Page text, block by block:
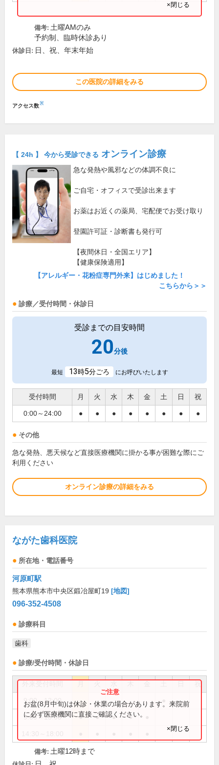
×閉じる
備考: 土曜AMのみ
予約制、臨時休診あり
休診日: 日、祝、年末年始
この医院の詳細をみる
アクセス数※
【 24h 】 今から受診できる オンライン診療
急な発熱や風邪などの体調不良に
ご自宅・オフィスで受診出来ます
お薬はお近くの薬局、宅配便でお受け取り
登園許可証・診断書も発行可
【夜間休日・全国エリア】
【健康保険適用】
【アレルギー・花粉症専門外来】はじめました！
こちらから＞＞
診療／受付時間・休診日
受診までの目安時間
20分後
最短 13時5分ごろ にお呼びいたします
受付時間 月 火 水 木 金 土 日 祝
0:00～24:00 ● ● ● ● ● ● ● ●
その他
急な発熱、悪天候など直接医療機関に掛かる事が困難な際にご
利用ください
オンライン診療の詳細をみる
ながた歯科医院
所在地・電話番号
河原町駅
熊本県熊本市中央区鍛冶屋町19 [地図]
096-352-4508
診療科目
歯科
診療/受付時間・休診日
祝
9:00～12:00
9:00～13:00 ● ● ● ●
お盆(8月中旬)は休診・休業の場合があります。来院前
に必ず医療機関に直接ご確認ください。
×閉じる
備考: 土曜12時まで